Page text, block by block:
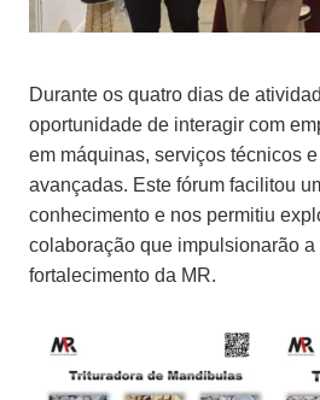
Durante os quatro dias de
oportunidade de interagir com
em máquinas, serviços técnicos
avançadas. Este fórum facilitou
conhecimento e nos permitiu
colaboração que impulsionarão
fortalecimento da MR.